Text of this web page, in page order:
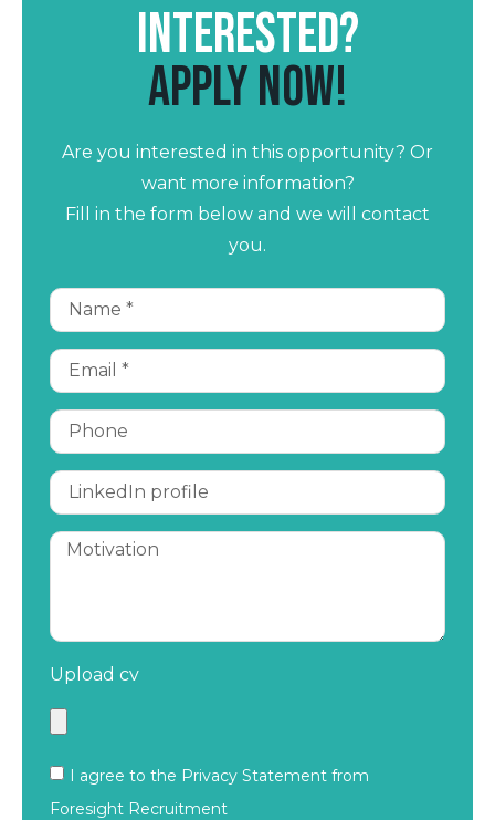
Interested?
Apply now!
Are you interested in this opportunity? Or
want more information?
Fill in the form below and we will contact
you.
Upload cv
I agree to the Privacy Statement from
Foresight Recruitment